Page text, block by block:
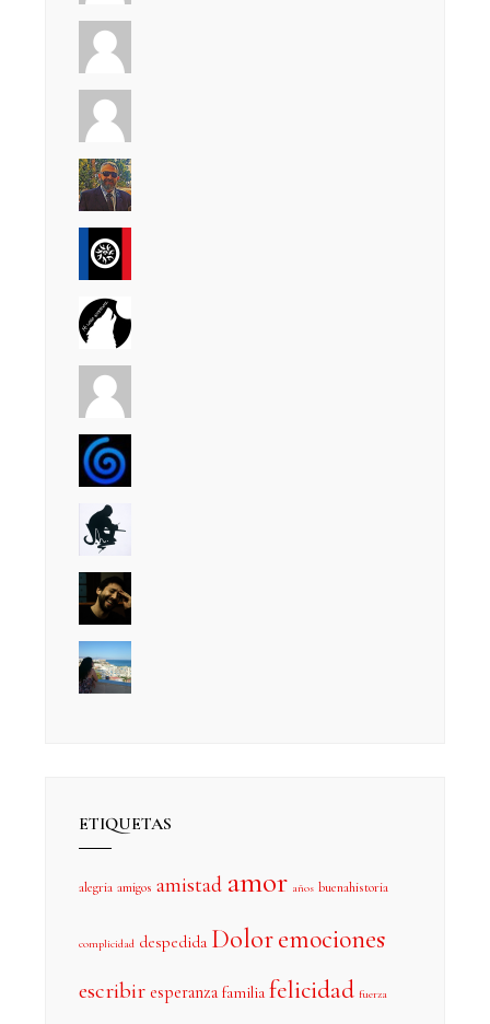
ETIQUETAS
alegria amigos amistad amor años buenahistoria
complicidad despedida Doloremociones
escribir esperanza familia felicidad fuerza